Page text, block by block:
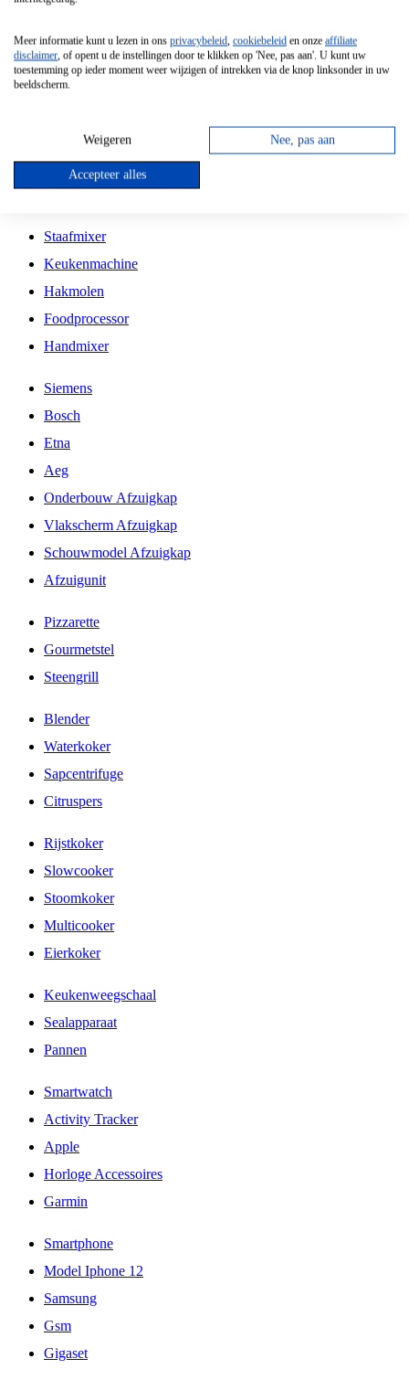
Vrijstaande Magnetron
Vrijstaande Kookplaat
Inbouw Gaskookplaat
Inbouw Keramische Kookplaat
Kookplaat Accessoires
Staafmixer
Keukenmachine
Hakmolen
Foodprocessor
Handmixer
Siemens
Bosch
Etna
Aeg
Onderbouw Afzuigkap
Vlakscherm Afzuigkap
Schouwmodel Afzuigkap
Afzuigunit
Pizzarette
Gourmetstel
Steengrill
Blender
Waterkoker
Sapcentrifuge
Citruspers
Rijstkoker
Slowcooker
Stoomkoker
Multicooker
Eierkoker
Keukenweegschaal
Sealapparaat
Pannen
Smartwatch
Activity Tracker
Apple
Horloge Accessoires
Garmin
Smartphone
Model Iphone 12
Samsung
Gsm
Gigaset
Meer informatie kunt u lezen in ons privacybeleid, cookiebeleid en onze affiliate
disclaimer, of opent u de instellingen door te klikken op 'Nee, pas aan'. U kunt uw
toestemming op ieder moment weer wijzigen of intrekken via de knop linksonder in uw
beeldscherm.
Weigeren Nee, pas aan
Accepteer alles